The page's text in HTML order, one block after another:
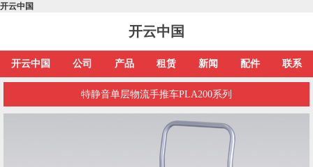
开云中国
开云中国
开云中国 公司 产品 租赁 新闻 配件 联系
特静音单层物流手推车PLA200系列